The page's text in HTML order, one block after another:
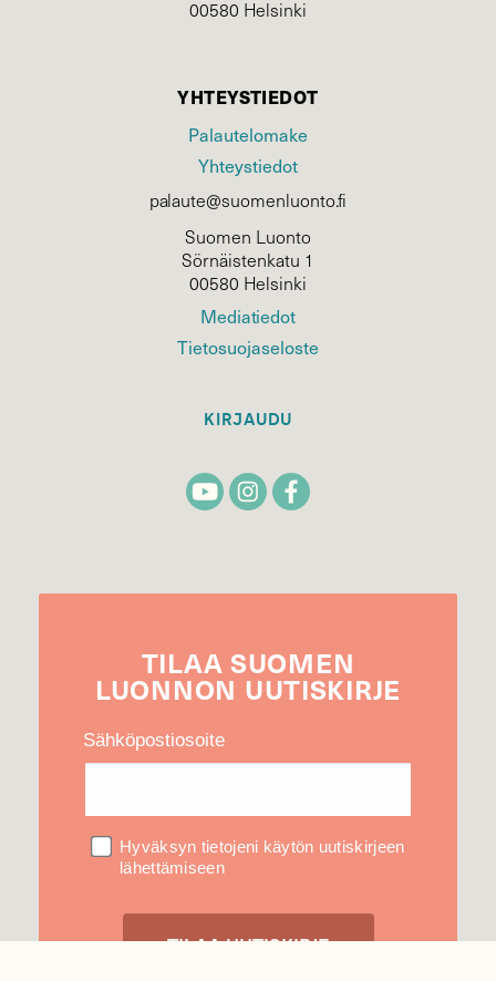
00580 Helsinki
YHTEYSTIEDOT
Palautelomake
Yhteystiedot
palaute@suomenluonto.fi
Suomen Luonto
Sörnäistenkatu 1
00580 Helsinki
Mediatiedot
Tietosuojaseloste
KIRJAUDU
TILAA SUOMEN
LUONNON UUTIS­KIRJE
Sähköpostiosoite
Hyväksyn tietojeni käytön uutiskirjeen
lähettämiseen